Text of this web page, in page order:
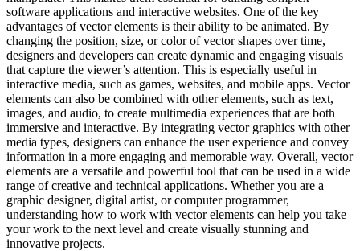
software applications and interactive websites. One of the key
advantages of vector elements is their ability to be animated. By
changing the position, size, or color of vector shapes over time,
designers and developers can create dynamic and engaging visuals
that capture the viewer’s attention. This is especially useful in
interactive media, such as games, websites, and mobile apps. Vector
elements can also be combined with other elements, such as text,
images, and audio, to create multimedia experiences that are both
immersive and interactive. By integrating vector graphics with other
media types, designers can enhance the user experience and convey
information in a more engaging and memorable way. Overall, vector
elements are a versatile and powerful tool that can be used in a wide
range of creative and technical applications. Whether you are a
graphic designer, digital artist, or computer programmer,
understanding how to work with vector elements can help you take
your work to the next level and create visually stunning and
innovative projects.